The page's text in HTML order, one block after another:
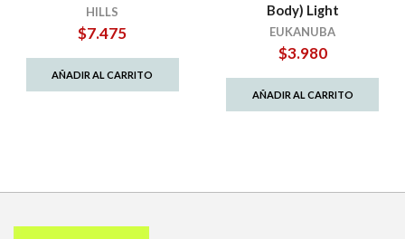
HILLS
$7.475
AÑADIR AL CARRITO
Body) Light
EUKANUBA
$3.980
AÑADIR AL CARRITO